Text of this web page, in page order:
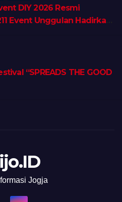
DIY 2026 Resmi
Event Unggulan Hadirkan
“SPREADS THE GOOD
Jogja